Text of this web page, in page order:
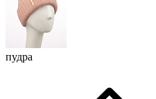
пудра